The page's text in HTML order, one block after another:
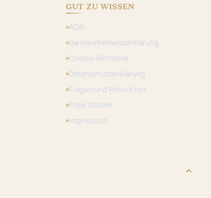
GUT ZU WISSEN
AGB
Barrierefreiheitserklärung
Cookie-Richtlinie
Datenschutzerklärung
Fragen und Antworten
Freie Stellen
Impressum